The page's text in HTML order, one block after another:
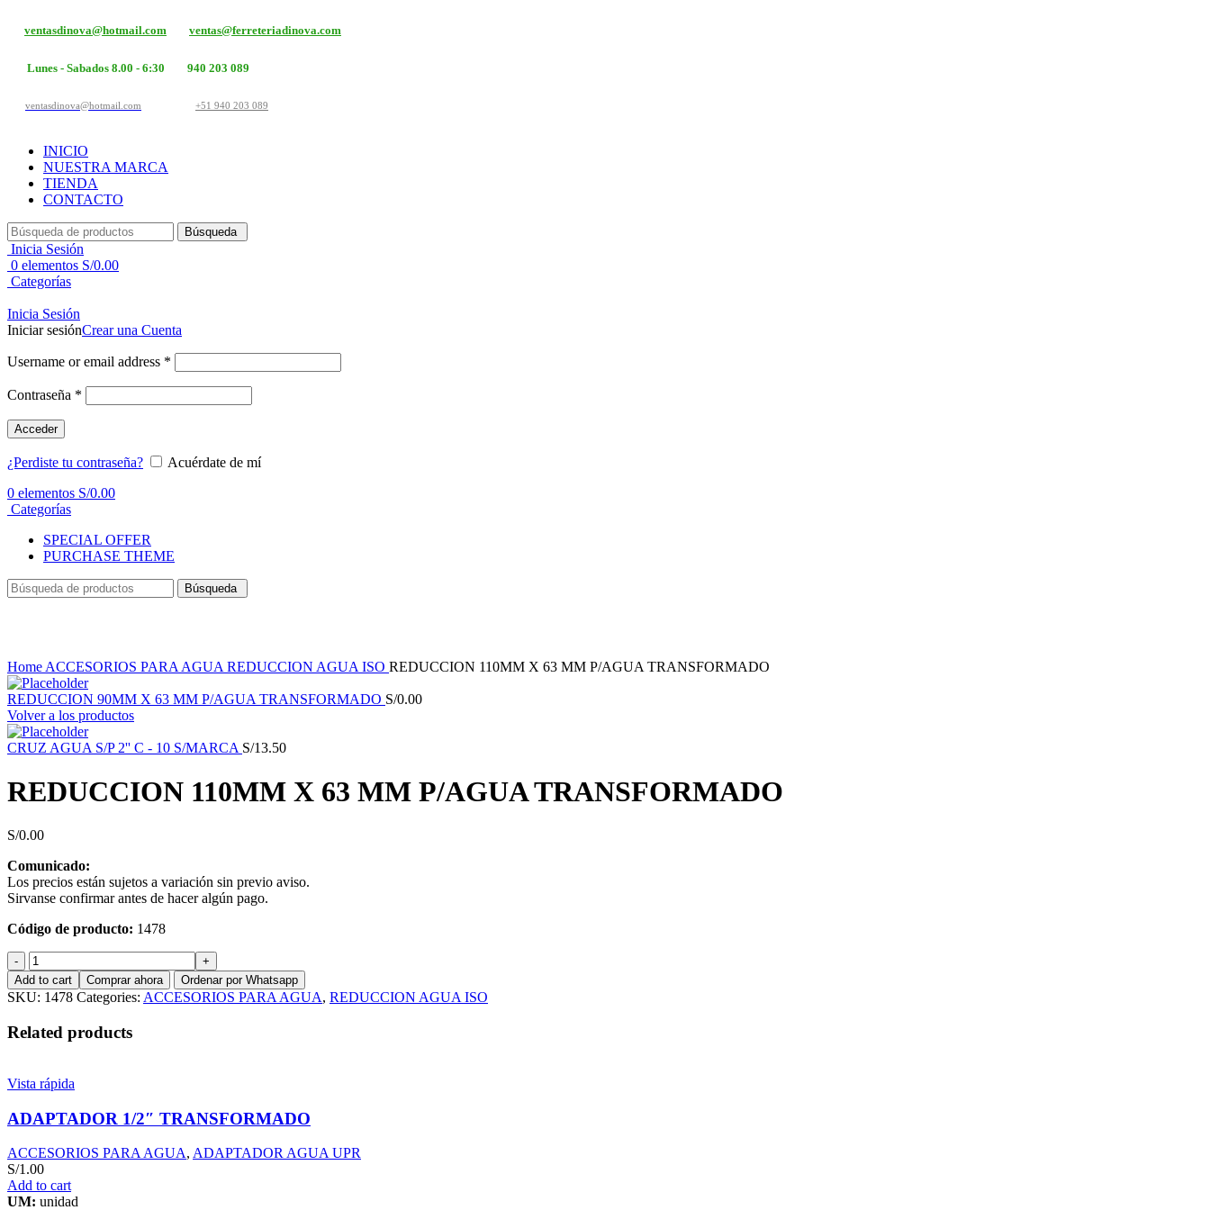
ventasdinova@hotmail.com ventas@ferreteriadinova.com
Lunes - Sabados 8.00 - 6:30 940 203 089
ventasdinova@hotmail.com +51 940 203 089
INICIO
NUESTRA MARCA
TIENDA
CONTACTO
Búsqueda
Inicia Sesión
0 elementos S/0.00
Categorías
Inicia Sesión
Iniciar sesiónCrear una Cuenta
Username or email address *
Contraseña *
Acceder
¿Perdiste tu contraseña?
Acuérdate de mí
0 elementos S/0.00
Categorías
SPECIAL OFFER
PURCHASE THEME
Búsqueda
Home ACCESORIOS PARA AGUA REDUCCION AGUA ISO REDUCCION 110MM X 63 MM P/AGUA TRANSFORMADO
REDUCCION 90MM X 63 MM P/AGUA TRANSFORMADO S/0.00
Volver a los productos
CRUZ AGUA S/P 2'' C - 10 S/MARCA S/13.50
REDUCCION 110MM X 63 MM P/AGUA TRANSFORMADO
S/0.00
Comunicado:
Los precios están sujetos a variación sin previo aviso.
Sirvanse confirmar antes de hacer algún pago.
Código de producto: 1478
REDUCCION
110MM
X
63
MM
P/AGUA
Add to cart Comprar ahora Ordenar por Whatsapp
SKU: 1478 Categories: ACCESORIOS PARA AGUA, REDUCCION AGUA ISO
Related products
Vista rápida
ADAPTADOR 1/2″ TRANSFORMADO
ACCESORIOS PARA AGUA, ADAPTADOR AGUA UPR
S/1.00
Add to cart
UM: unidad